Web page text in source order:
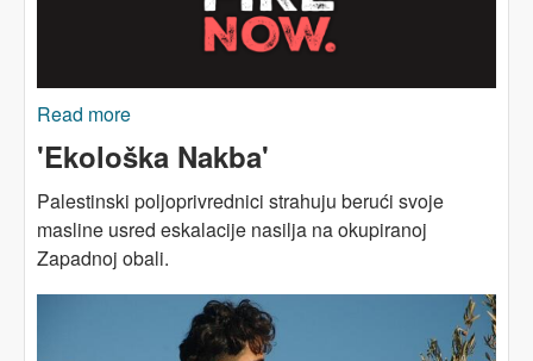
Read more
izraelskom ratu protiv Gaze
'Ekološka Nakba'
Palestinski poljoprivrednici strahuju berući svoje
masline usred eskalacije nasilja na okupiranoj
Zapadnoj obali.